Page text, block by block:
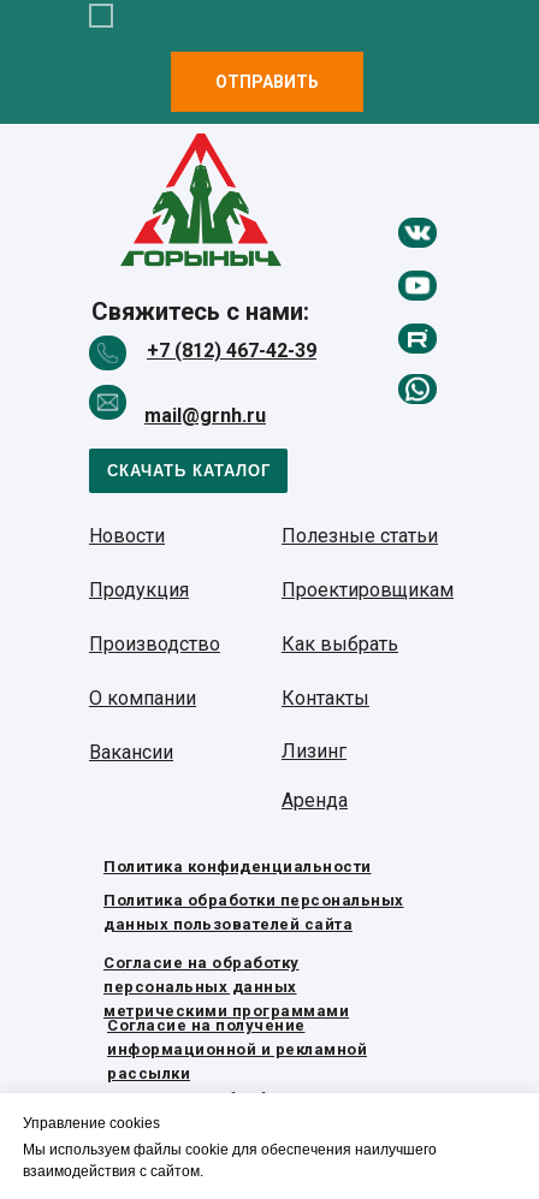
ОТПРАВИТЬ
Управление cookies
Мы используем файлы cookie для обеспечения наилучшего
взаимодействия с сайтом.
Продукция
Производство
О компании
Проектировщикам
Как выбрать
Контакты
Лизинг
Аренда
+7 (812) 467-42-39
СКАЧАТЬ КАТАЛОГ
Свяжитесь с нами:
mail@grnh.ru
Новости Полезные статьи
Вакансии
Согласие на обработку
персональных данных
Согласие на получение
информационной и рекламной
рассылки
Охрана труда
Согласие на обработку
персональных данных
метрическими программами
Политика обработки персональных
данных пользователей сайта
Политика конфиденциальности